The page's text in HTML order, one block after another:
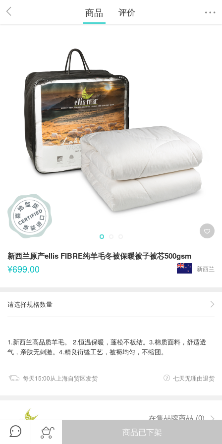
商品 评价
新西兰原产ellis FIBRE纯羊毛冬被保暖被子被芯500gsm
¥699.00 新西兰
请选择规格数量
1.新西兰高品质羊毛。 2.恒温保暖，蓬松不板结。3.棉质面料，舒适透
气，亲肤无刺激。4.精良衍缝工艺，被褥均匀，不缩团。
每天15:00从上海自贸区发货 七天无理由退货
在售品牌商品 (0)
商品已下架